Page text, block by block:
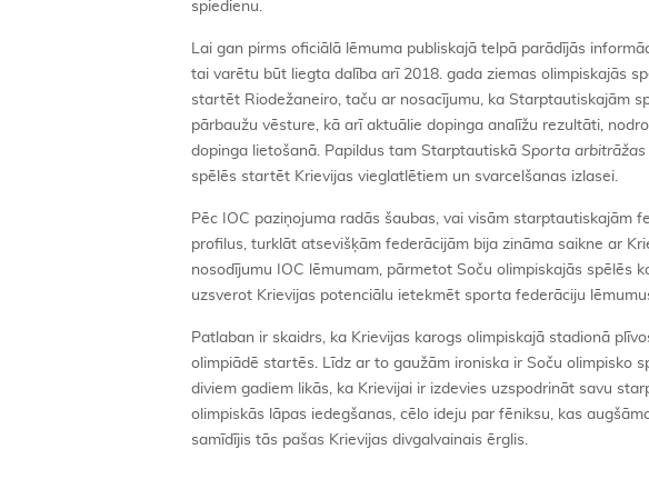
spiedienu.
Lai gan pirms oficiālā lēmuma publiskajā telpā parādījās
tai varētu būt liegta dalība arī 2018. gada ziemas olimpiskajās
startēt Riodežaneiro, taču ar nosacījumu, ka Starptautiskajām
pārbaužu vēsture, kā arī aktuālie dopinga analīžu rezultāti,
dopinga lietošanā. Papildus tam Starptautiskā Sporta arbitrāžas
spēlēs startēt Krievijas vieglatlētiem un svarcelšanas izlasei.
Pēc IOC paziņojuma radās šaubas, vai visām
profilus, turklāt atsevišķām federācijām bija zināma saikne ar
nosodījumu IOC lēmumam, pārmetot Soču olimpiskajās spēlēs
uzsverot Krievijas potenciālu ietekmēt sporta federāciju
Patlaban ir skaidrs, ka Krievijas karogs olimpiskajā stadionā
olimpiādē startēs. Līdz ar to gaužām ironiska ir Soču olimpisko
diviem gadiem likās, ka Krievijai ir izdevies uzspodrināt savu
olimpiskās lāpas iedegšanas, cēlo ideju par fēniksu, kas
samīdījis tās pašas Krievijas divgalvainais ērglis.